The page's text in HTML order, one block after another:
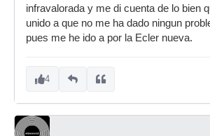
infravalorada y me di cuenta de lo bien
unido a que no me ha dado ningun
pues me he ido a por la Ecler nueva.
4